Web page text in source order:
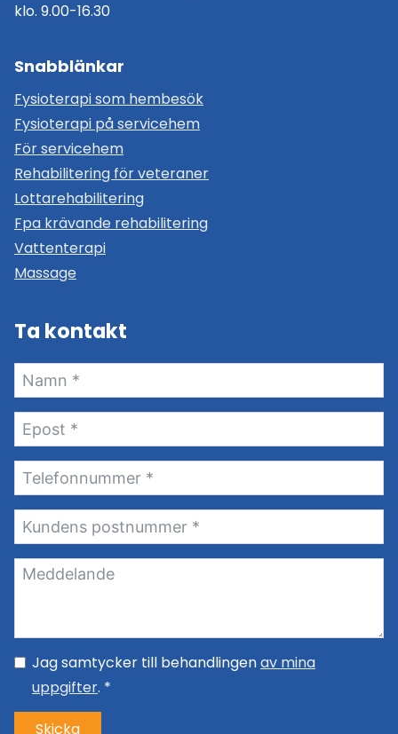
klo. 9.00-16.30
Snabblänkar
Fysioterapi som hembesök
Fysioterapi på servicehem
För servicehem
Rehabilitering för veteraner
Lottarehabilitering
Fpa krävande rehabilitering
Vattenterapi
Massage
Ta kontakt
Jag samtycker till behandlingenav mina
uppgifter. *
Skicka